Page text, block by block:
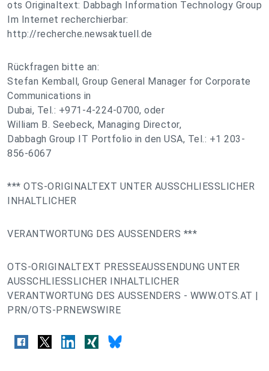
ots Originaltext: Dabbagh Information Technology Group
Im Internet recherchierbar:
http://recherche.newsaktuell.de
Rückfragen bitte an:
Stefan Kemball, Group General Manager for Corporate
Communications in
Dubai, Tel.: +971-4-224-0700, oder
William B. Seebeck, Managing Director,
Dabbagh Group IT Portfolio in den USA, Tel.: +1 203-
856-6067
*** OTS-ORIGINALTEXT UNTER AUSSCHLIESSLICHER
INHALTLICHER
VERANTWORTUNG DES AUSSENDERS ***
OTS-ORIGINALTEXT PRESSEAUSSENDUNG UNTER
AUSSCHLIESSLICHER INHALTLICHER
VERANTWORTUNG DES AUSSENDERS - WWW.OTS.AT |
PRN/OTS-PRNEWSWIRE